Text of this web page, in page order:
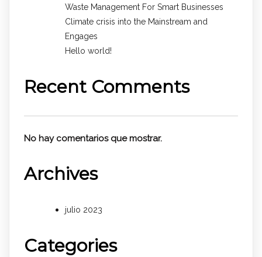
Waste Management For Smart Businesses
Climate crisis into the Mainstream and
Engages
Hello world!
Recent Comments
No hay comentarios que mostrar.
Archives
julio 2023
Categories